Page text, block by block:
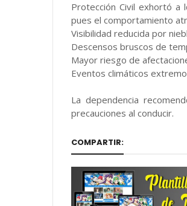
Protección Civil exhortó a
pues el comportamiento
Visibilidad reducida por
Descensos bruscos de
Mayor riesgo de
Eventos climáticos
La dependencia
precauciones al conducir.
COMPARTIR: